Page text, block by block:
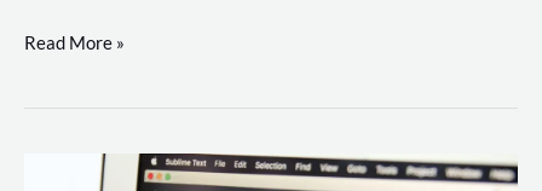
Large
Models
Read More »